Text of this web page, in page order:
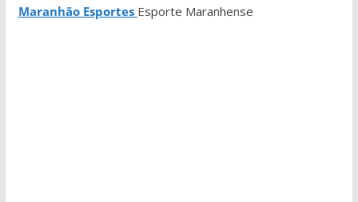
Maranhão Esportes Esporte Maranhense